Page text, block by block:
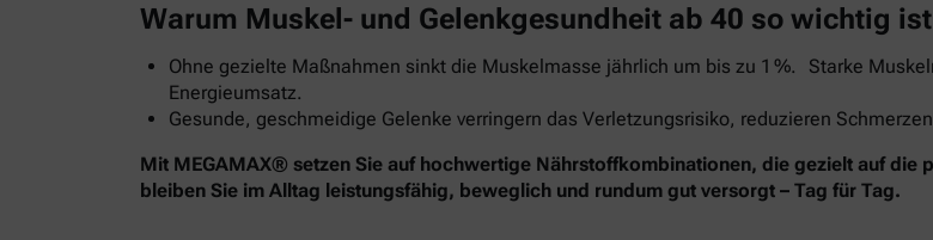
Warum Muskel- und Gelenkgesundheit ab 40 so wichtig ist
Ohne gezielte Maßnahmen sinkt die Muskelmasse jährlich um bis zu 1 %. Starke
Energieumsatz.
Gesunde, geschmeidige Gelenke verringern das Verletzungsrisiko, reduzieren
Mit MEGAMAX® setzen Sie auf hochwertige Nährstoffkombinationen, die gezielt auf die
bleiben Sie im Alltag leistungsfähig, beweglich und rundum gut versorgt – Tag für Tag.